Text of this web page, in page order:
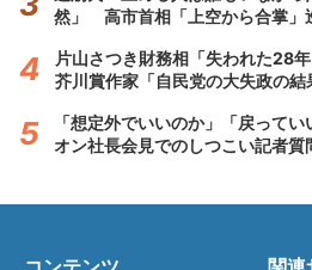
然」 高市首相「上空から合掌」
片山さつき財務相「失われた28
芥川賞作家「自民党の大失政の結
「想定外でいいのか」「戻って
オン社長会見でのしつこい記者質